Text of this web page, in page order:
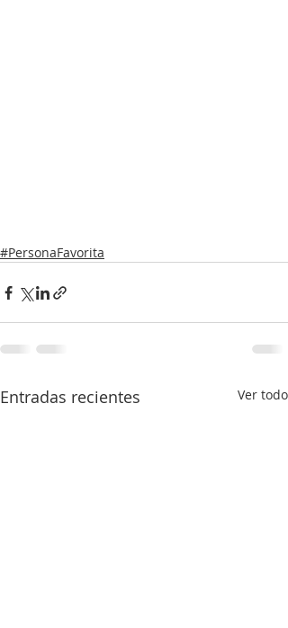
#PersonaFavorita
Entradas recientes Ver todo